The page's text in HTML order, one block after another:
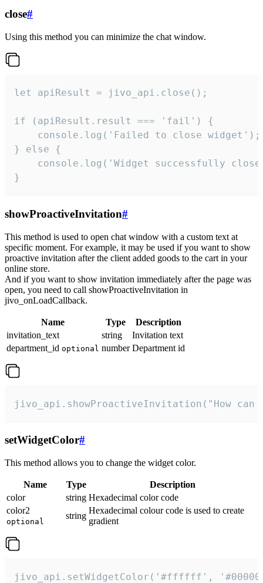
close#
Using this method you can minimize the chat window.
let apiResult = jivo_api.close();
if (apiResult.result === 'fail') {
    console.log('Failed to close widget');
} else {
console.log('Widget successfully
}
showProactiveInvitation#
This method is used to open chat window with a custom text at
specific moment. For example, it may be used if you want to show
proactive invitation after the client added goods to the cart in your
online store.
And if you want to show invitation immediately after the page was
open, you need to call showProactiveInvitation in
jivo_onLoadCallback.
Name Type
Description
invitation_text
string
Invitation text
department_id optional number Department id
jivo_api.showProactiveInvitation("How
setWidgetColor#
This method allows you to change the widget color.
Name Type
Description
color
string Hexadecimal color code
color2
optional
string
Hexadecimal colour code is used to create
gradient
jivo_api.setWidgetColor('#ffffff',